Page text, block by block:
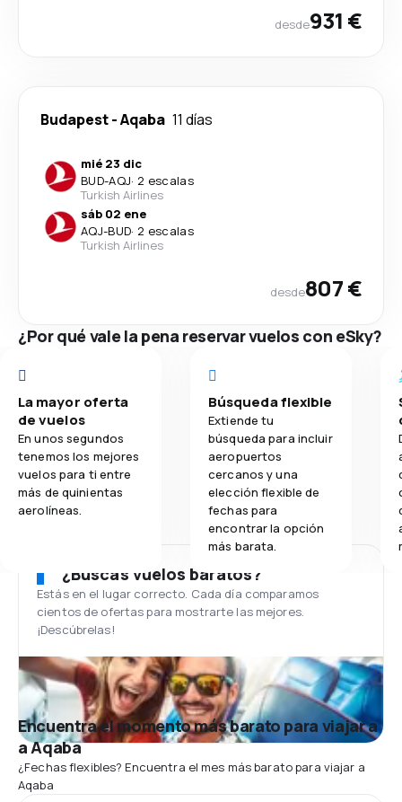
desde931 €
Budapest-Aqaba 11 días
mié 23 dic
BUD-AQJ· 2 escalas
Turkish Airlines
sáb 02 ene
AQJ-BUD· 2 escalas
Turkish Airlines
desde807 €
¿Por qué vale la pena reservar vuelos con eSky?
La mayor oferta
de vuelos
En unos segundos
tenemos los mejores
vuelos para ti entre
más de quinientas
aerolíneas.
Búsqueda flexible
Extiende tu
búsqueda para incluir
aeropuertos
cercanos y una
elección flexible de
fechas para
encontrar la opción
más barata.
¿Buscas vuelos baratos?
Estás en el lugar correcto. Cada día comparamos
cientos de ofertas para mostrarte las mejores.
¡Descúbrelas!
Encuentra el momento más barato para viajar a
a Aqaba
¿Fechas flexibles? Encuentra el mes más barato para viajar a
Aqaba